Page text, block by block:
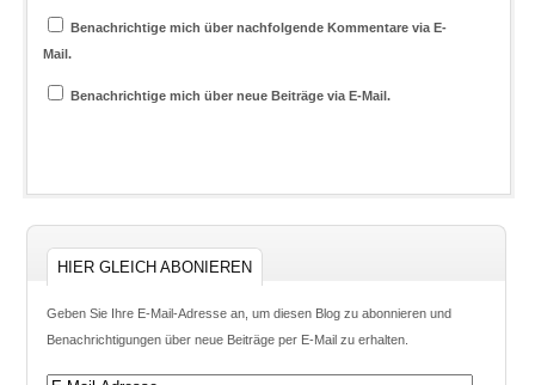
Benachrichtige mich über nachfolgende Kommentare via E-
Mail.
Benachrichtige mich über neue Beiträge via E-Mail.
HIER GLEICH ABONIEREN
Geben Sie Ihre E-Mail-Adresse an, um diesen Blog zu abonnieren und
Benachrichtigungen über neue Beiträge per E-Mail zu erhalten.